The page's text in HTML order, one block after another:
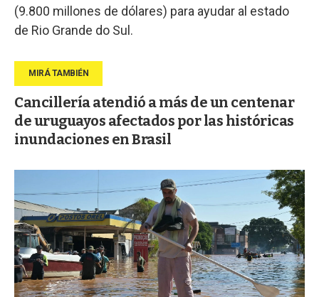
(9.800 millones de dólares) para ayudar al estado
de Rio Grande do Sul.
Cancillería atendió a más de un centenar
de uruguayos afectados por las históricas
inundaciones en Brasil